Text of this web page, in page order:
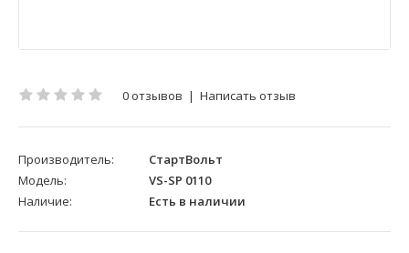
0 отзывов | Написать отзыв
Производитель:
СтартВольт
Модель:
VS-SP 0110
Наличие:
Есть в наличии